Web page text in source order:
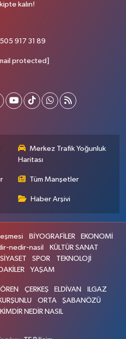
kalın!
917 31 89
protected]
Merkez Trafik Yoğunluk
Haritası
Tüm Manşetler
Haber Arşivi
BİYOGRAFİLER
EKONOMİ
nedir-nasil
KÜLTÜR SANAT
SİYASET SPOR
TEKNOLOJİ
YAŞAM
ÇERKEŞ ELDİVAN
ILGAZ
ORTA
ŞABANÖZÜ
KİMDİR NEDİR NASIL